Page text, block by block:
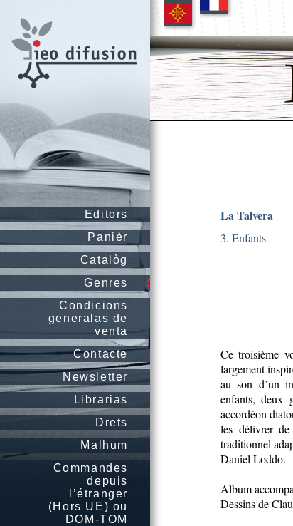
Editors
Panièr
Catalòg
Genres
Condicions
generalas de
venta
Contacte
Newsletter
Librarias
Drets
Malhum
Commandes
depuis
l’étranger
(Hors UE) ou
DOM-TOM
La Talvera
3. Enfants
Ce troisième
largement
au son d’un
enfants, deux
accordéon
les délivrer
traditionnel
Daniel Loddo.
Album
Dessins de